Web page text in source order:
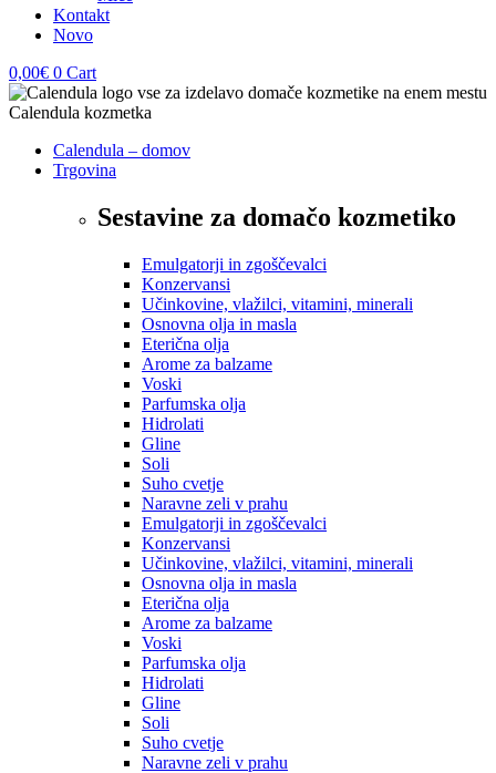
Kontakt
Novo
0,00€ 0 Cart
Calendula – domov
Trgovina
Sestavine za domačo kozmetiko
Emulgatorji in zgoščevalci
Konzervansi
Učinkovine, vlažilci, vitamini, minerali
Osnovna olja in masla
Eterična olja
Arome za balzame
Voski
Parfumska olja
Hidrolati
Gline
Soli
Suho cvetje
Naravne zeli v prahu
Emulgatorji in zgoščevalci
Konzervansi
Učinkovine, vlažilci, vitamini, minerali
Osnovna olja in masla
Eterična olja
Arome za balzame
Voski
Parfumska olja
Hidrolati
Gline
Soli
Suho cvetje
Naravne zeli v prahu